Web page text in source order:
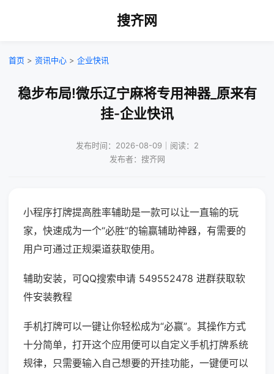
搜齐网
首页 > 资讯中心 > 企业快讯
稳步布局!微乐辽宁麻将专用神器_原来有
挂-企业快讯
发布时间：2026-08-09｜阅读：2
发布者：搜齐网
小程序打牌提高胜率辅助是一款可以让一直输的玩
家，快速成为一个“必胜”的输赢辅助神器，有需要的
用户可通过正规渠道获取使用。
辅助安装，可QQ搜索申请 549552478 进群获取软
件安装教程
手机打牌可以一键让你轻松成为“必赢”。其操作方式
十分简单，打开这个应用便可以自定义手机打牌系统
规律，只需要输入自己想要的开挂功能，一键便可以